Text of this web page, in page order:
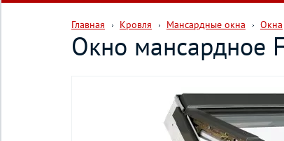
Главная Кровля Мансардные окна Окна
Окно мансардное